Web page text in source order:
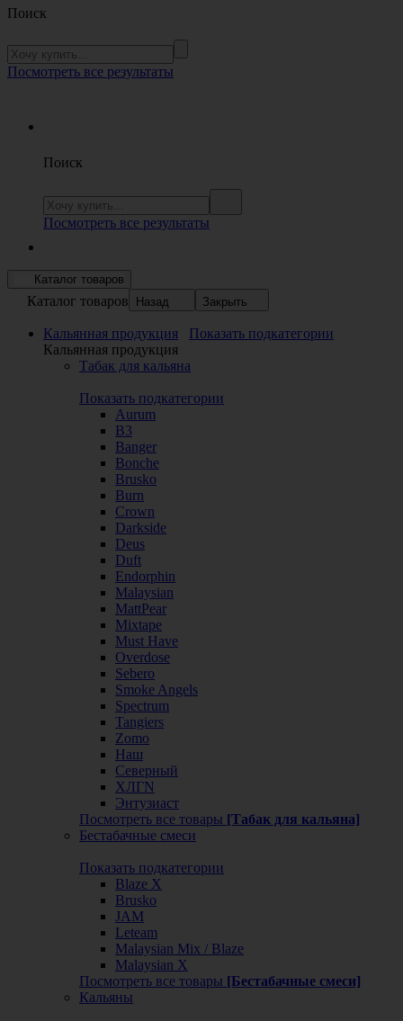
Поиск
Посмотреть все результаты
Поиск
Посмотреть все результаты
Каталог товаров
Каталог товаров Назад Закрыть
Кальянная продукция
Показать подкатегории
Кальянная продукция
Табак для кальяна
Показать подкатегории
Aurum
B3
Banger
Bonche
Brusko
Burn
Crown
Darkside
Deus
Duft
Endorphin
Malaysian
MattPear
Mixtape
Must Have
Overdose
Sebero
Smoke Angels
Spectrum
Tangiers
Zomo
Наш
Северный
ХЛГN
Энтузиаст
Посмотреть все товары [Табак для кальяна]
Бестабачные смеси
Показать подкатегории
Blaze X
Brusko
JAM
Leteam
Malaysian Mix / Blaze
Malaysian X
Посмотреть все товары [Бестабачные смеси]
Кальяны